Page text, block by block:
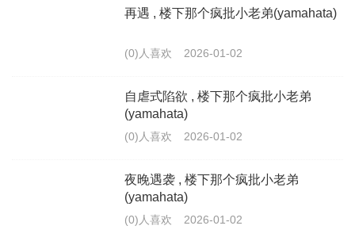
再遇 , 楼下那个疯批小老弟(yamahata)
(0)人喜欢 2026-01-02
自虐式陷欲 , 楼下那个疯批小老弟
(yamahata)
(0)人喜欢 2026-01-02
夜晚遇袭 , 楼下那个疯批小老弟
(yamahata)
(0)人喜欢 2026-01-02